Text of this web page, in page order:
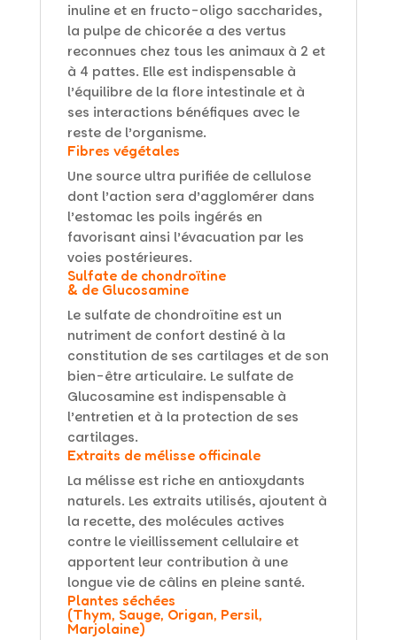
inuline et en fructo-oligo saccharides,
la pulpe de chicorée a des vertus
reconnues chez tous les animaux à 2 et
à 4 pattes. Elle est indispensable à
l’équilibre de la flore intestinale et à
ses interactions bénéfiques avec le
reste de l’organisme.
Fibres végétales
Une source ultra purifiée de cellulose
dont l’action sera d’agglomérer dans
l’estomac les poils ingérés en
favorisant ainsi l’évacuation par les
voies postérieures.
Sulfate de chondroïtine
& de Glucosamine
Le sulfate de chondroïtine est un
nutriment de confort destiné à la
constitution de ses cartilages et de son
bien-être articulaire. Le sulfate de
Glucosamine est indispensable à
l’entretien et à la protection de ses
cartilages.
Extraits de mélisse officinale
La mélisse est riche en antioxydants
naturels. Les extraits utilisés, ajoutent à
la recette, des molécules actives
contre le vieillissement cellulaire et
apportent leur contribution à une
longue vie de câlins en pleine santé.
Plantes séchées
(Thym, Sauge, Origan, Persil,
Marjolaine)